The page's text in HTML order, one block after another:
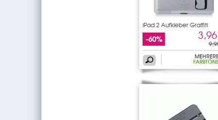
iPad 2 Aufkleber Graffiti
-60%